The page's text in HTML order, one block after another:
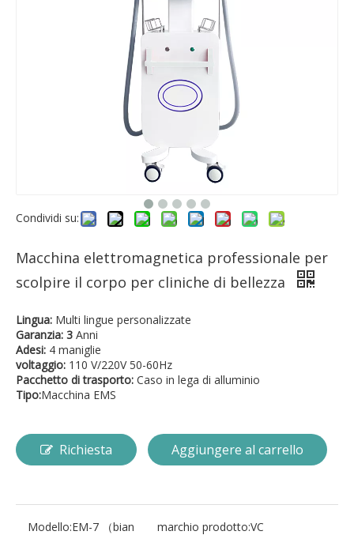
Condividi su:
Macchina elettromagnetica professionale per
scolpire il corpo per cliniche di bellezza
Lingua: Multi lingue personalizzate
Garanzia: 3 Anni
Adesi: 4 maniglie
voltaggio: 110 V/220V 50-60Hz
Pacchetto di trasporto: Caso in lega di alluminio
Tipo:Macchina EMS
Richiesta Aggiungere al carrello
Modello:EM-7 （bian
marchio prodotto:VC